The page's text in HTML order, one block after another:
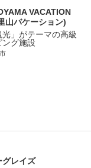
VACATION
山バケーション)
光」がテーマの高級
グ施設
グレイズ